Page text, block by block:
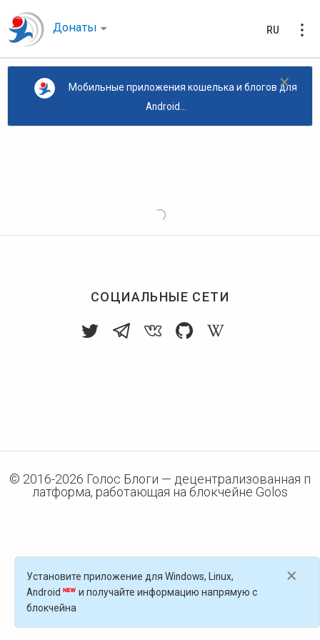
Донаты RU
×
Мобильные приложения кошелька и блогов для
Android...
СОЦИАЛЬНЫЕ СЕТИ
© 2016-2026 Голос Блоги — децентрализованная п
латформа, работающая на блокчейне Golos
×
Установите приложение для Windows, Linux,
Android
и получайте информацию напрямую с
блокчейна